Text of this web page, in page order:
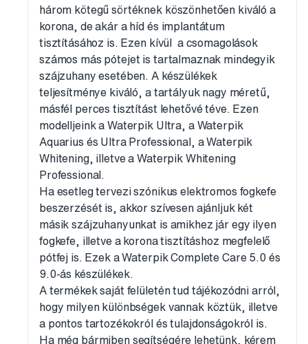
három kötegű sörtéknek köszönhetően kiváló a
korona, de akár a híd és implantátum
tisztításához is. Ezen kívül a csomagolások
számos más pótejet is tartalmaznak mindegyik
szájzuhany esetében. A készülékek
teljesítménye kiváló, a tartályuk nagy méretű,
másfél perces tisztítást lehetővé téve. Ezen
modelljeink a Waterpik Ultra, a Waterpik
Aquarius és Ultra Professional, a Waterpik
Whitening, illetve a Waterpik Whitening
Professional.
Ha esetleg tervezi szónikus elektromos fogkefe
beszerzését is, akkor szívesen ajánljuk két
másik szájzuhanyunkat is amikhez jár egy ilyen
fogkefe, illetve a korona tisztításhoz megfelelő
pótfej is. Ezek a Waterpik Complete Care 5.0 és
9.0-ás készülékek.
A termékek saját felületén tud tájékozódni arról,
hogy milyen különbségek vannak köztük, illetve
a pontos tartozékokról és tulajdonságokról is.
Ha még bármiben segítségére lehetünk, kérem